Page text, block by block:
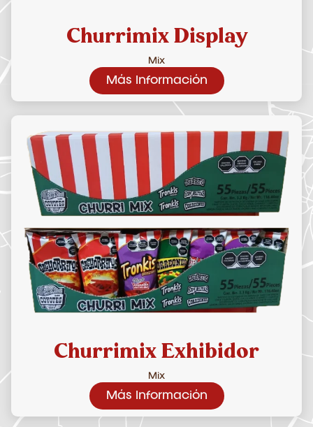
Churrimix Display
Mix
Más Información
Churrimix Exhibidor
Mix
Más Información